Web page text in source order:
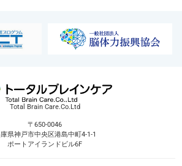
Total Brain Care.Co.Ltd
〒650-0046
県神戸市中央区港島中町4-1-1
ポートアイランドビル6F